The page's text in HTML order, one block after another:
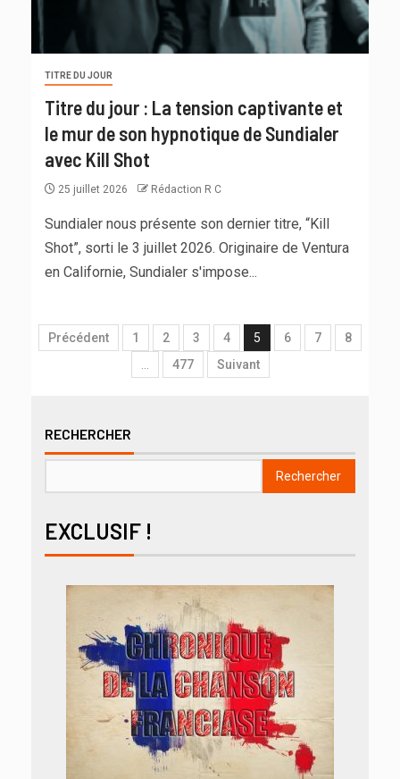
TITRE DU JOUR
Titre du jour : La tension captivante et
le mur de son hypnotique de Sundialer
avec Kill Shot
25 juillet 2026 Rédaction R C
Sundialer nous présente son dernier titre, “Kill
Shot”, sorti le 3 juillet 2026. Originaire de Ventura
en Californie, Sundialer s'impose...
Précédent 1 2 3 4 5 6 7
8
477 Suivant
RECHERCHER
Rechercher
EXCLUSIF !